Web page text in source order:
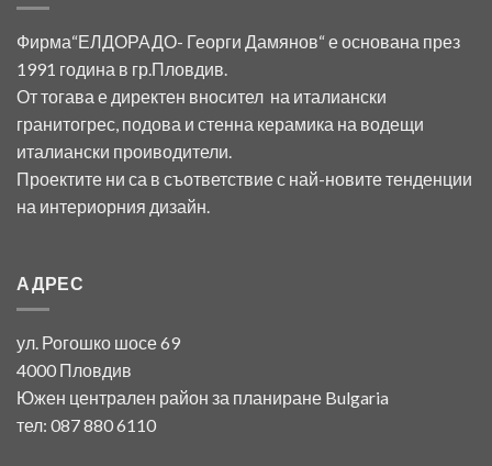
Фирма“ЕЛДОРАДО- Георги Дамянов“ е основана през
1991 година в гр.Пловдив.
От тогава е директен вносител на италиански
гранитогрес, подова и стенна керамика на водещи
италиански проиводители.
Проектите ни са в съответствие с най-новите тенденции
на интериорния дизайн.
АДРЕС
ул. Рогошко шосе 69
4000 Пловдив
Южен централен район за планиране Bulgaria
тел: 087 880 6110